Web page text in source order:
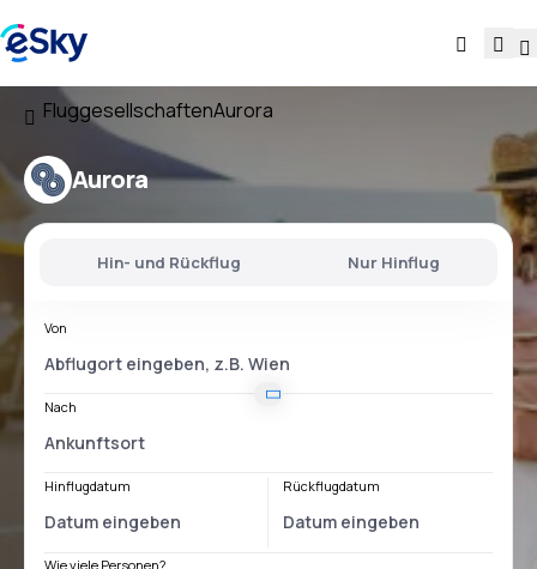
FluggesellschaftenAurora
Aurora
Hin- und Rückflug Nur Hinflug
Von
Nach
Hinflugdatum Rückflugdatum
Wie viele Personen?